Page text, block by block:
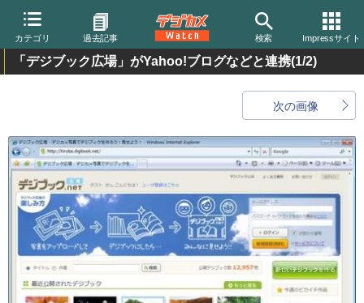
カテゴリ 過去記事 検索 Impressサイト
「デジブック広場」がYahoo!ブログなどと連携(1/2)
次の画像